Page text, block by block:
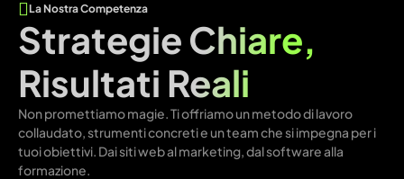
La Nostra Competenza
Strategie Chiare,
Risultati Reali
Non promettiamo magie. Ti offriamo un metodo di lavoro
collaudato, strumenti concreti e un team che si impegna per i
tuoi obiettivi. Dai siti web al marketing, dal software alla
formazione.